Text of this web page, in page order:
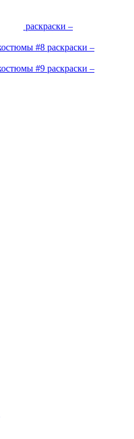
раскраски –
раскраски –
раскраски –